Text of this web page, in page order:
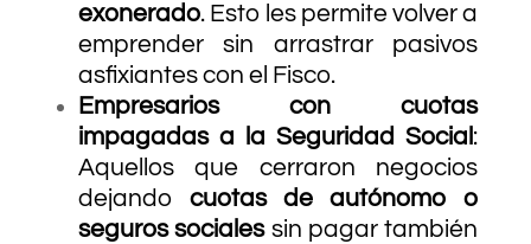
exonerado. Esto les permite volver a
emprender sin arrastrar pasivos
asfixiantes con el Fisco.
Empresarios con cuotas
impagadas a la Seguridad Social :
Aquellos que cerraron negocios
dejando cuotas de autónomo o
seguros socialessin pagar también